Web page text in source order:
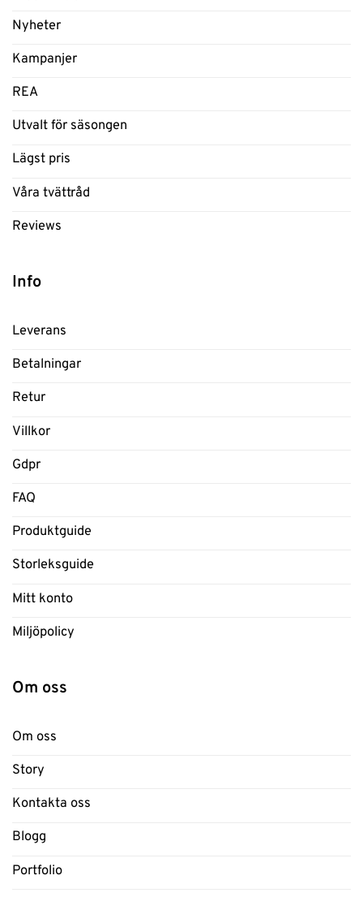
Nyheter
Kampanjer
REA
Utvalt för säsongen
Lägst pris
Våra tvättråd
Reviews
Info
Leverans
Betalningar
Retur
Villkor
Gdpr
FAQ
Produktguide
Storleksguide
Mitt konto
Miljöpolicy
Om oss
Om oss
Story
Kontakta oss
Blogg
Portfolio